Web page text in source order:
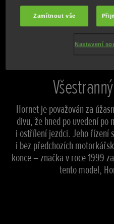
NEMŮŽETE SE DOČKAT?
Hornet je považován za
divu, že hned po uvedení po
i ostřílení jezdci. Jeho řízení
i bez předchozích
konce – značka v roce 1999
tento model,
Zamítnout vše
Nastavení